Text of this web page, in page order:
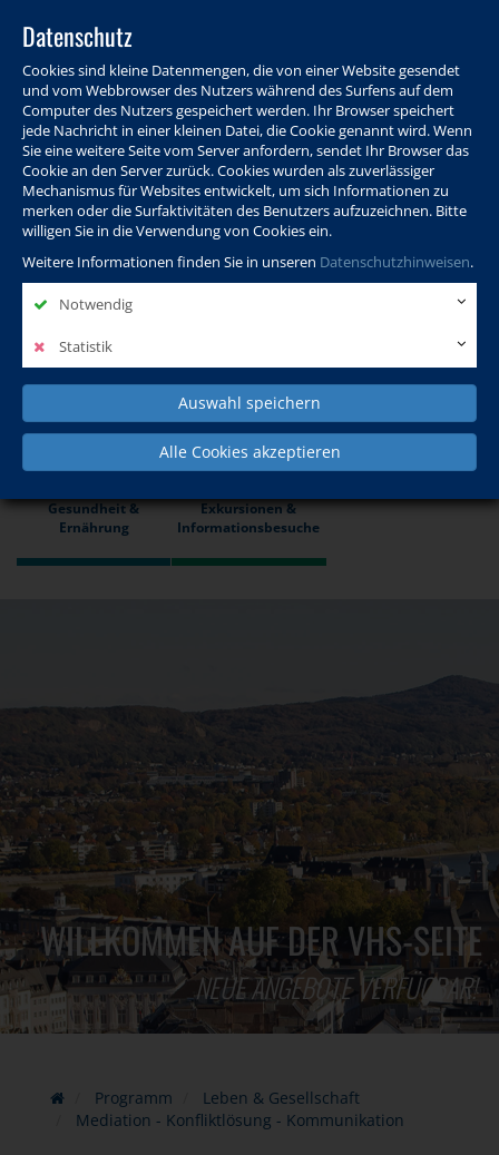
Datenschutz
Cookies sind kleine Datenmengen, die von einer Website gesendet
und vom Webbrowser des Nutzers während des Surfens auf dem
Computer des Nutzers gespeichert werden. Ihr Browser speichert
jede Nachricht in einer kleinen Datei, die Cookie genannt wird. Wenn
Sie eine weitere Seite vom Server anfordern, sendet Ihr Browser das
Cookie an den Server zurück. Cookies wurden als zuverlässiger
Mechanismus für Websites entwickelt, um sich Informationen zu
merken oder die Surfaktivitäten des Benutzers aufzuzeichnen. Bitte
willigen Sie in die Verwendung von Cookies ein.
Weitere Informationen finden Sie in unseren Datenschutzhinweisen.
Notwendig
Statistik
Auswahl speichern
Alle Cookies akzeptieren
Programm Info & Service Aktuelles Warenkorb Login
Ansprechpersonen Kontakt Sitemap
Politik, Wissenschaft &
Internationales
Beruf, IT & Digitales
Gesundheit &
Ernährung
Exkursionen &
Informationsbesuche
WILLKOMMEN AUF DER VHS-SEITE
NEUE ANGEBOTE VERFÜGBAR!
Programm
Leben & Gesellschaft
Mediation - Konfliktlösung - Kommunikation